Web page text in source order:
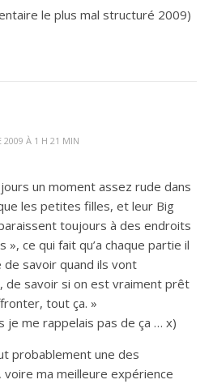
le plus mal structuré 2009)
2009 À 1 H 21 MIN
un moment assez rude dans
les petites filles, et leur Big
toujours à des endroits
», ce qui fait qu’a chaque partie il
savoir quand ils vont
de savoir si on est vraiment prêt
tout ça. »
je me rappelais pas de ça … x)
probablement une des
voire ma meilleure expérience